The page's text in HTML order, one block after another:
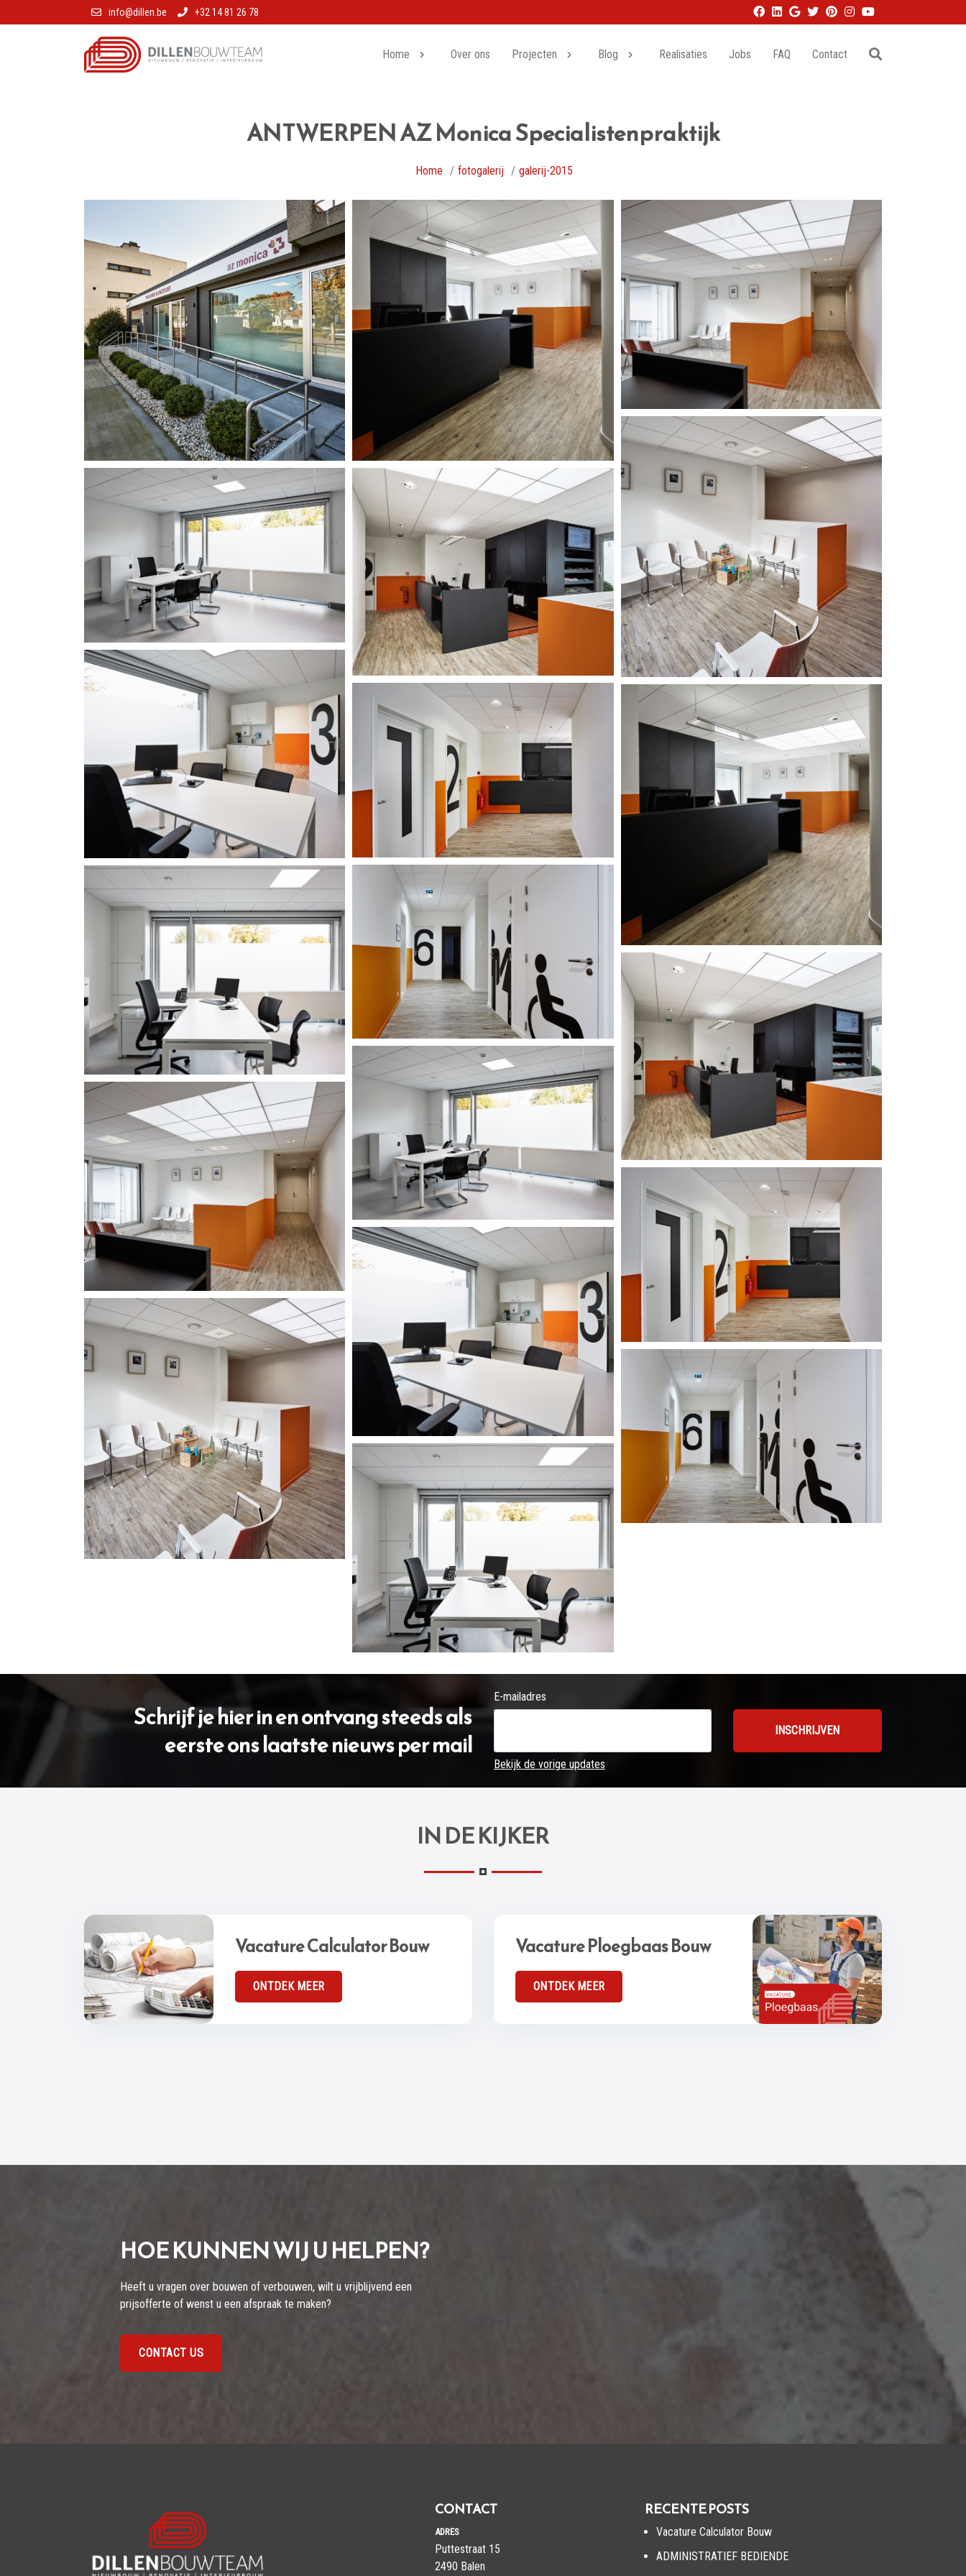
info@dillen.be +32 14 81 26 78
Home Over ons Projecten Blog Realisaties Jobs FAQ Contact
ANTWERPEN AZ Monica Specialistenpraktijk
Home fotogalerij galerij-2015
Schrijf je hier in en ontvang steeds als
eerste ons laatste nieuws per mail
E-mailadres
Bekijk de vorige updates
IN DE KIJKER
Vacature Calculator Bouw
ONTDEK MEER
Vacature Ploegbaas Bouw
ONTDEK MEER
HOE KUNNEN WIJ U HELPEN?
Heeft u vragen over bouwen of verbouwen, wilt u vrijblijvend een
prijsofferte of wenst u een afspraak te maken?
CONTACT US
CONTACT
ADRES
Puttestraat 15
​​​​​​​2490 Balen
RECENTE POSTS
Vacature Calculator Bouw
ADMINISTRATIEF BEDIENDE